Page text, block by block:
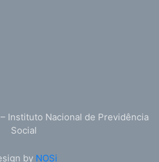
Instituto Nacional de Previdência
Social
by NOSi